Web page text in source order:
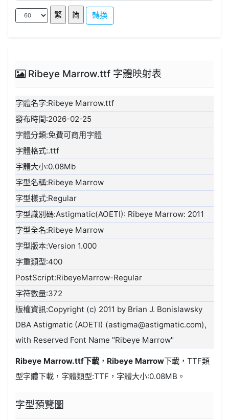
轉換
Ribeye Marrow.ttf 字體映射表
字體名字:Ribeye Marrow.ttf
發布時間:2026-02-25
字體分類:免費可商用字體
字體格式:.ttf
字體大小:0.08Mb
字型名稱:Ribeye Marrow
字型樣式:Regular
字型識別碼:Astigmatic(AOETI): Ribeye Marrow: 2011
字型全名:Ribeye Marrow
字型版本:Version 1.000
字重類型:400
PostScript:RibeyeMarrow-Regular
字符數量:372
版權資訊:Copyright (c) 2011 by Brian J. Bonislawsky
DBA Astigmatic (AOETI) (astigma@astigmatic.com),
with Reserved Font Name "Ribeye Marrow"
Ribeye Marrow.ttf下載， Ribeye Marrow下載，TTF類
型字體下載，字體類型:TTF ，字體大小:0.08MB。
字型預覽圖